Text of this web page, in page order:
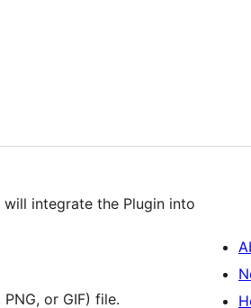
integrate the Plugin into
or GIF) file.